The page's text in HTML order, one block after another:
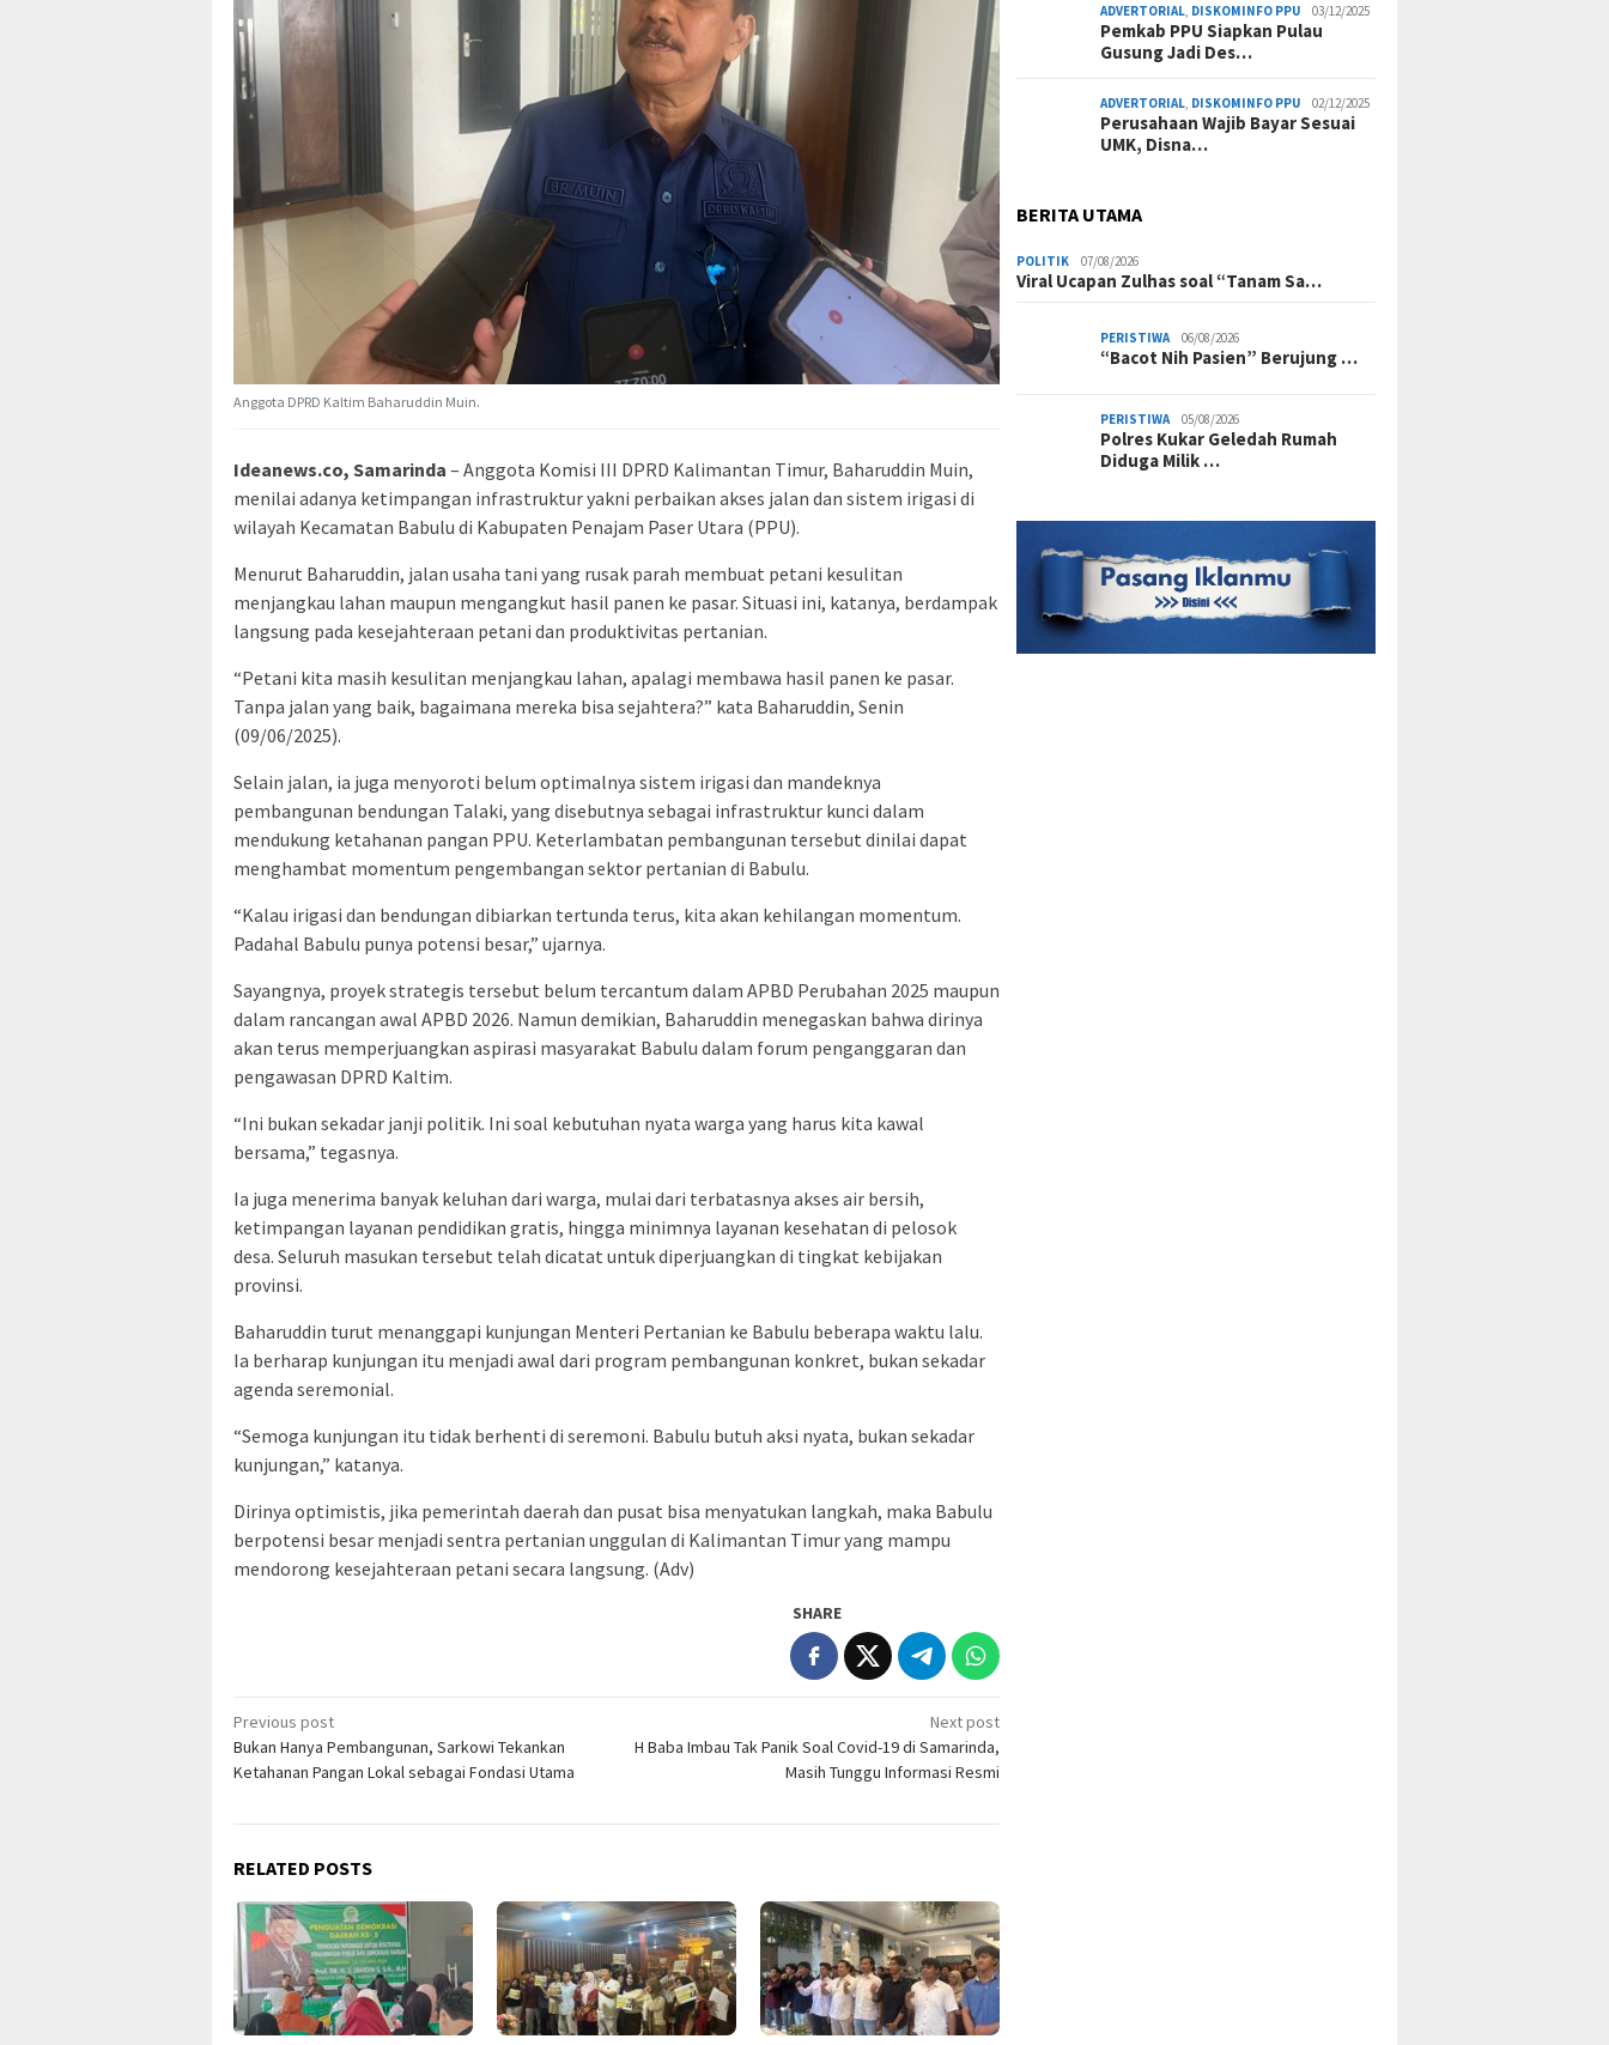
Anggota DPRD Kaltim Baharuddin Muin.
Ideanews.co, Samarinda – Anggota Komisi III DPRD Kalimantan Timur, Baharuddin Muin,
menilai adanya ketimpangan infrastruktur yakni perbaikan akses jalan dan sistem irigasi di
wilayah Kecamatan Babulu di Kabupaten Penajam Paser Utara (PPU).
Menurut Baharuddin, jalan usaha tani yang rusak parah membuat petani kesulitan
menjangkau lahan maupun mengangkut hasil panen ke pasar. Situasi ini, katanya, berdampak
langsung pada kesejahteraan petani dan produktivitas pertanian.
“Petani kita masih kesulitan menjangkau lahan, apalagi membawa hasil panen ke pasar.
Tanpa jalan yang baik, bagaimana mereka bisa sejahtera?” kata Baharuddin, Senin
(09/06/2025).
Selain jalan, ia juga menyoroti belum optimalnya sistem irigasi dan mandeknya
pembangunan bendungan Talaki, yang disebutnya sebagai infrastruktur kunci dalam
mendukung ketahanan pangan PPU. Keterlambatan pembangunan tersebut dinilai dapat
menghambat momentum pengembangan sektor pertanian di Babulu.
“Kalau irigasi dan bendungan dibiarkan tertunda terus, kita akan kehilangan momentum.
Padahal Babulu punya potensi besar,” ujarnya.
Sayangnya, proyek strategis tersebut belum tercantum dalam APBD Perubahan 2025 maupun
dalam rancangan awal APBD 2026. Namun demikian, Baharuddin menegaskan bahwa dirinya
akan terus memperjuangkan aspirasi masyarakat Babulu dalam forum penganggaran dan
pengawasan DPRD Kaltim.
“Ini bukan sekadar janji politik. Ini soal kebutuhan nyata warga yang harus kita kawal
bersama,” tegasnya.
Ia juga menerima banyak keluhan dari warga, mulai dari terbatasnya akses air bersih,
ketimpangan layanan pendidikan gratis, hingga minimnya layanan kesehatan di pelosok
desa. Seluruh masukan tersebut telah dicatat untuk diperjuangkan di tingkat kebijakan
provinsi.
Baharuddin turut menanggapi kunjungan Menteri Pertanian ke Babulu beberapa waktu lalu.
Ia berharap kunjungan itu menjadi awal dari program pembangunan konkret, bukan sekadar
agenda seremonial.
“Semoga kunjungan itu tidak berhenti di seremoni. Babulu butuh aksi nyata, bukan sekadar
kunjungan,” katanya.
Dirinya optimistis, jika pemerintah daerah dan pusat bisa menyatukan langkah, maka Babulu
berpotensi besar menjadi sentra pertanian unggulan di Kalimantan Timur yang mampu
mendorong kesejahteraan petani secara langsung. (Adv)
SHARE
Post
navigation
Previous post
Bukan Hanya Pembangunan, Sarkowi Tekankan
Ketahanan Pangan Lokal sebagai Fondasi Utama
Next post
H Baba Imbau Tak Panik Soal Covid-19 di Samarinda,
Masih Tunggu Informasi Resmi
RELATED POSTS
ADVERTORIAL, DISKOMINFO PPU 03/12/2025
Pemkab PPU Siapkan Pulau
Gusung Jadi Des…
ADVERTORIAL, DISKOMINFO PPU 02/12/2025
Perusahaan Wajib Bayar Sesuai
UMK, Disna…
BERITA UTAMA
POLITIK 07/08/2026
Viral Ucapan Zulhas soal “Tanam Sa…
PERISTIWA 06/08/2026
“Bacot Nih Pasien” Berujung …
PERISTIWA 05/08/2026
Polres Kukar Geledah Rumah
Diduga Milik …